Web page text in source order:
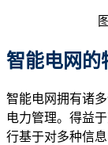
智能电网的
智能电网拥有诸
电力管理。得益
行基于对多种信